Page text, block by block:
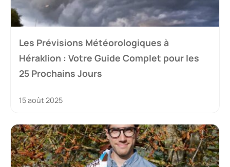
Les Prévisions Météorologiques à
Héraklion : Votre Guide Complet pour les
25 Prochains Jours
15 août 2025